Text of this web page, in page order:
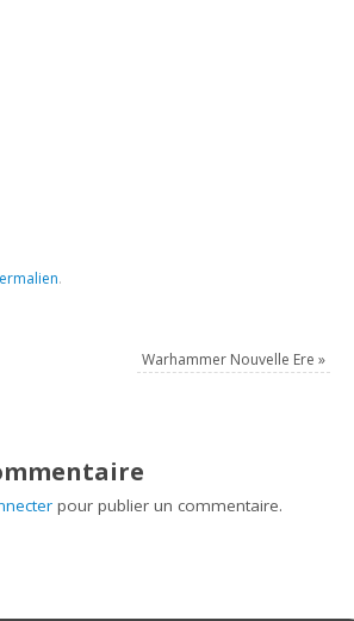
.
Warhammer Nouvelle Ere »
pour publier un commentaire.